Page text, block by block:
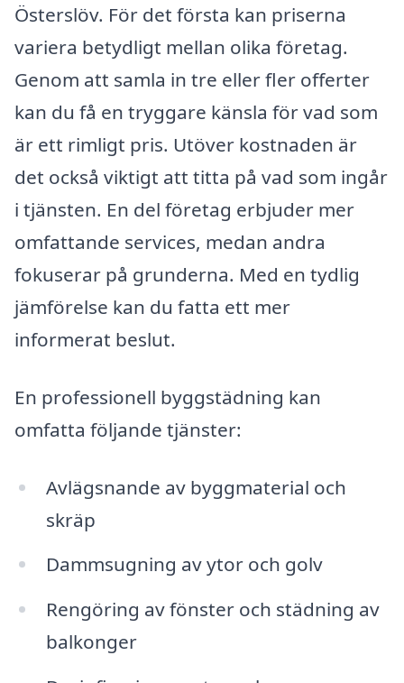
Österslöv. För det första kan priserna
variera betydligt mellan olika företag.
Genom att samla in tre eller fler offerter
kan du få en tryggare känsla för vad som
är ett rimligt pris. Utöver kostnaden är
det också viktigt att titta på vad som ingår
i tjänsten. En del företag erbjuder mer
omfattande services, medan andra
fokuserar på grunderna. Med en tydlig
jämförelse kan du fatta ett mer
informerat beslut.
En professionell byggstädning kan
omfatta följande tjänster:
Avlägsnande av byggmaterial och
skräp
Dammsugning av ytor och golv
Rengöring av fönster och städning av
balkonger